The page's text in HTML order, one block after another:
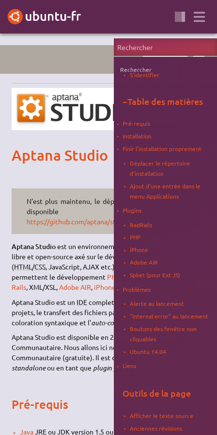
PROGRAMMATION IDE
Aptana Studio
N'est plus maintenu, le dépôt reste
disponible
https://github.com/aptana/studio3
Aptana Studioest un environnement de développement (
libre et open-source axé sur le développement Web
(HTML /CSS, JavaScript, AJAX etc.). Les plugins fournis
permettent le développement PHP Python (Django),Ruby on
Rails, XML/XSL,Adobe AIR, iPhone
Aptana Studio est un IDEcomplet qui permet de gérer ses
projets, le transfert des fichiers par
FTP, qui intègre la
coloration syntaxique et l'auto-completion
Aptana Studio est disponible en 2 versions : Professionnelle et
Communautaire. Nous allons ici nous intéresser à la version
Communautaire (gratuite). Il est disponible en version
standaloneou en tant que plugin pourEclipse
Pré-requis
JavaJREou JDK version 1.5 ou supérieur (pour Ubuntu 64
Rechercher
S'identifier
−Table des matières
Pré-requis
Installation
Finir l'installation proprement
Déplacer le répertoire
d'installation
Ajout d'une entrée dans le
menu Applications
Plugins
RadRails
PHP
iPhone
Adobe AIR
Spket (pour Ext JS)
Problèmes
Alerte au lancement
"internal error" au lancement
Boutons des fenêtre non
cliquables
Ubuntu 14.04
Liens
Outils de la page
Afficher le texte source
Anciennes révisions